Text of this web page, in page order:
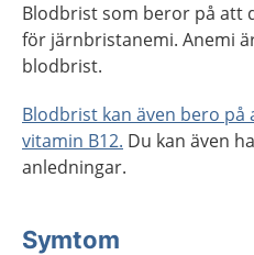
Blodbrist som beror på att
för järnbristanemi. Anemi
blodbrist.
Blodbrist kan även bero
vitamin B12. Du kan även ha
anledningar.
Symtom